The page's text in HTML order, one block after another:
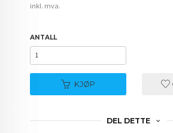
inkl. mva.
ANTALL
KJØP
DEL DETTE